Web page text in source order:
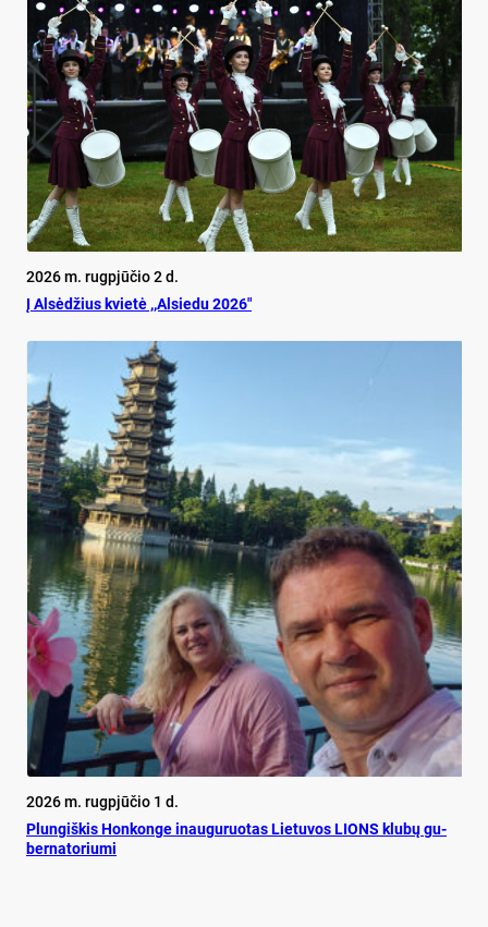
2026 m. rugpjūčio 2 d.
Į Alsėdžius kvietė ,,Alsiedu 2026″
2026 m. rugpjūčio 1 d.
Plun­giš­kis Hon­kon­ge inau­gu­ruo­tas Lie­tu­vos LIONS klu­bų gu­
ber­na­to­riu­mi